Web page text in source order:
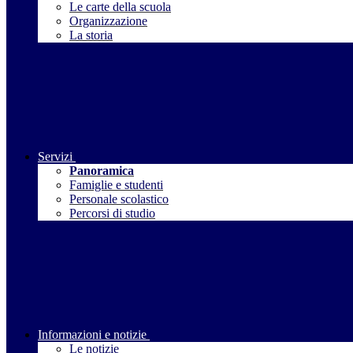
Le carte della scuola
Organizzazione
La storia
Servizi
Panoramica
Famiglie e studenti
Personale scolastico
Percorsi di studio
Informazioni e notizie
Le notizie